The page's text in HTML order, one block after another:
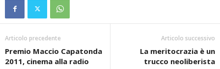
Articolo precedente
Premio Maccio Capatonda
2011, cinema alla radio
Articolo successivo
La meritocrazia è un
trucco neoliberista